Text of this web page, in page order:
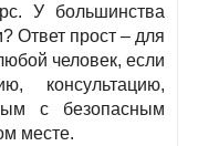
У большинства
Ответ прост – для
человек, если
консультацию,
с безопасным
месте.